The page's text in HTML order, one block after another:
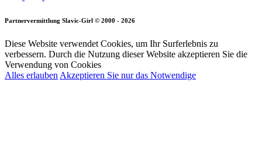
Partnervermittlung Slavic-Girl © 2000 - 2026
Diese Website verwendet Cookies, um Ihr Surferlebnis zu
verbessern. Durch die Nutzung dieser Website akzeptieren Sie die
Verwendung von Cookies
Alles erlauben Akzeptieren Sie nur das Notwendige